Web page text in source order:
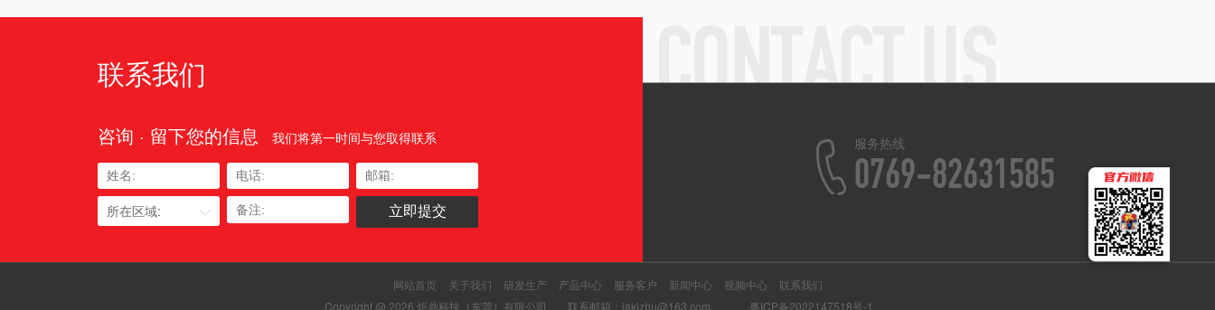
联系我们
咨询 · 留下您的信息 我们将第一时间与您取得联系
所在区域:
服务热线
0769-82631585
网站首页 关于我们 研发生产 产品中心 服务客户 新闻中心 视频中心
联系我们
Copyright @ 2026 炬鼎科技（东莞）有限公司
联系邮箱：jakizhu@163.com 粤ICP备2022147518号-1